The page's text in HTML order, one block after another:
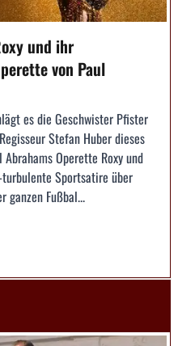
und ihr
von Paul
es die Geschwister Pfister
Stefan Huber dieses
Operette Roxy und
Sportsatire über
ganzen Fußbal...